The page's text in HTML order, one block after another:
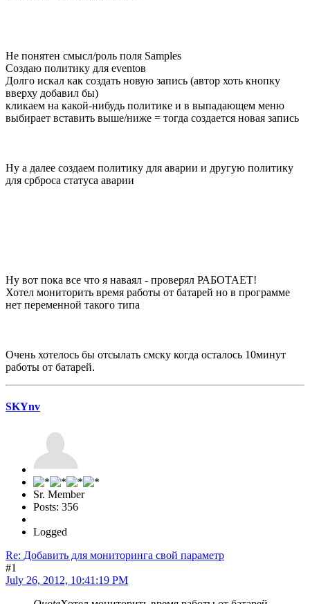
Не понятен смысл/роль поля Samples
Создаю политику для eventов
Долго искал как создать новую запись (автор хоть кнопку
вверху добавил бы)
кликаем на какой-нибудь политике и в выпадающем меню
выбирает вставить выше/ниже = тогда создается новая запись
Ну а далее создаем политику для аварии и другую политику
для срброса статуса аварии
Ну вот пока все что я наваял - проверял РАБОТАЕТ!
Хотел мониторить время работы от батарей но в программе
нет переменной такого типа
Очень хотелось бы отсылать смску когда осталось 10минут
работы от батарей.
SKYnv
Sr. Member
Posts: 356
Logged
Re: Добавить для мониторинга свой параметр
#1
July 26, 2012, 10:41:19 PM